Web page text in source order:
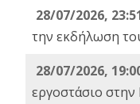
28/07/2026,
την εκδήλωση
28/07/2026,
εργοστάσιο στην